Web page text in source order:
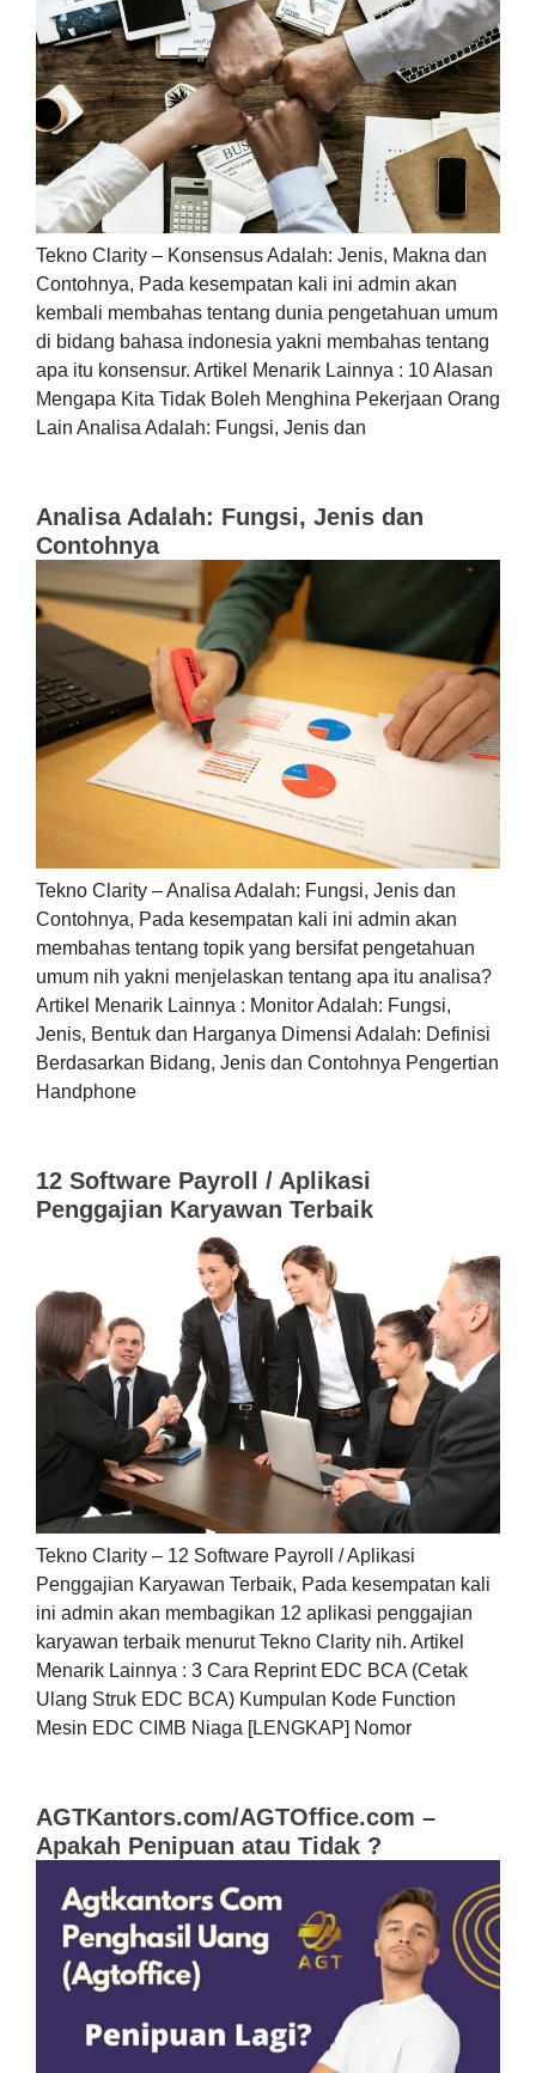
Tekno Clarity – Konsensus Adalah: Jenis, Makna dan
Contohnya, Pada kesempatan kali ini admin akan
kembali membahas tentang dunia pengetahuan umum
di bidang bahasa indonesia yakni membahas tentang
apa itu konsensur. Artikel Menarik Lainnya : 10 Alasan
Mengapa Kita Tidak Boleh Menghina Pekerjaan Orang
Lain Analisa Adalah: Fungsi, Jenis dan
Analisa Adalah: Fungsi, Jenis dan
Contohnya
Tekno Clarity – Analisa Adalah: Fungsi, Jenis dan
Contohnya, Pada kesempatan kali ini admin akan
membahas tentang topik yang bersifat pengetahuan
umum nih yakni menjelaskan tentang apa itu analisa?
Artikel Menarik Lainnya : Monitor Adalah: Fungsi,
Jenis, Bentuk dan Harganya Dimensi Adalah: Definisi
Berdasarkan Bidang, Jenis dan Contohnya Pengertian
Handphone
12 Software Payroll / Aplikasi
Penggajian Karyawan Terbaik
Tekno Clarity – 12 Software Payroll / Aplikasi
Penggajian Karyawan Terbaik, Pada kesempatan kali
ini admin akan membagikan 12 aplikasi penggajian
karyawan terbaik menurut Tekno Clarity nih. Artikel
Menarik Lainnya : 3 Cara Reprint EDC BCA (Cetak
Ulang Struk EDC BCA) Kumpulan Kode Function
Mesin EDC CIMB Niaga [LENGKAP] Nomor
AGTKantors.com/AGTOffice.com –
Apakah Penipuan atau Tidak ?